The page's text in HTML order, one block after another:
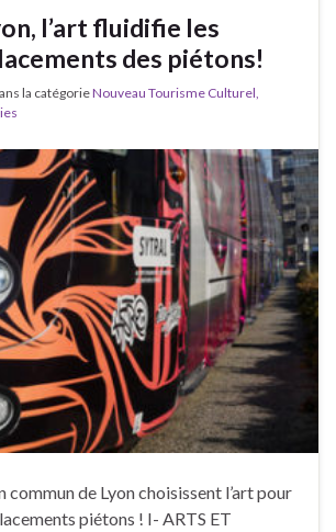
l’art fluidifie les
des piétons!
la catégorieNouveau Tourisme Culturel,
commun de Lyon choisissent l’art pour
piétons ! I- ARTS ET